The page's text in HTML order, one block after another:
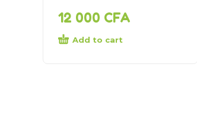
12 000 CFA
Add to cart